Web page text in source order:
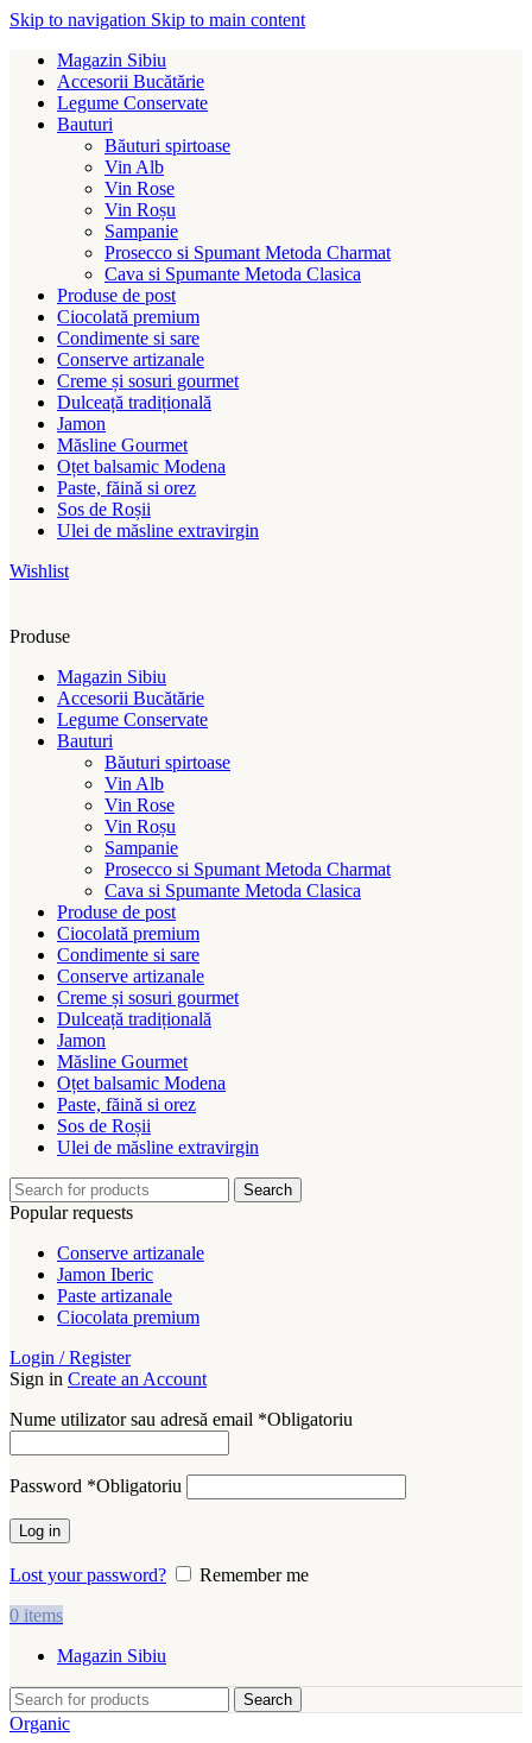
Skip to navigation Skip to main content
Magazin Sibiu
Accesorii Bucătărie
Legume Conservate
Bauturi
Băuturi spirtoase
Vin Alb
Vin Rose
Vin Roșu
Sampanie
Prosecco si Spumant Metoda Charmat
Cava si Spumante Metoda Clasica
Produse de post
Ciocolată premium
Condimente si sare
Conserve artizanale
Creme și sosuri gourmet
Dulceață tradițională
Jamon
Măsline Gourmet
Oțet balsamic Modena
Paste, făină si orez
Sos de Roșii
Ulei de măsline extravirgin
Wishlist
Produse
Magazin Sibiu
Accesorii Bucătărie
Legume Conservate
Bauturi
Băuturi spirtoase
Vin Alb
Vin Rose
Vin Roșu
Sampanie
Prosecco si Spumant Metoda Charmat
Cava si Spumante Metoda Clasica
Produse de post
Ciocolată premium
Condimente si sare
Conserve artizanale
Creme și sosuri gourmet
Dulceață tradițională
Jamon
Măsline Gourmet
Oțet balsamic Modena
Paste, făină si orez
Sos de Roșii
Ulei de măsline extravirgin
Search
Popular requests
Conserve artizanale
Jamon Iberic
Paste artizanale
Ciocolata premium
Login / Register
Sign in Create an Account
Nume utilizator sau adresă email *Obligatoriu
Password *Obligatoriu
Log in
Lost your password?
Remember me
0 items
Magazin Sibiu
Search
Organic